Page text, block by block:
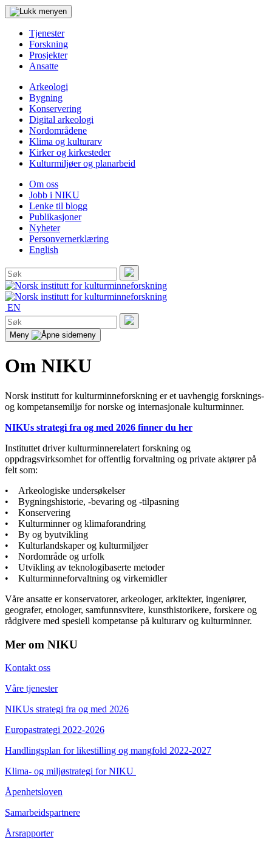
Tjenester
Forskning
Prosjekter
Ansatte
Arkeologi
Bygning
Konservering
Digital arkeologi
Nordområdene
Klima og kulturarv
Kirker og kirkesteder
Kulturmiljøer og planarbeid
Om oss
Jobb i NIKU
Lenke til blogg
Publikasjoner
Nyheter
Personvernerklæring
English
Søk
etter:
Søk
EN
Søk
etter:
Søk
Meny
Om NIKU
Norsk institutt for kulturminneforskning er et uavhengig forsknings-
og kompetansemiljø for norske og internasjonale kulturminner.
NIKUs strategi fra og med 2026 finner du her
Instituttet driver kulturminnerelatert forskning og
oppdragsvirksomhet for offentlig forvaltning og private aktører på
felt som:
• Arkeologiske undersøkelser
• Bygningshistorie, -bevaring og -tilpasning
• Konservering
• Kulturminner og klimaforandring
• By og byutvikling
• Kulturlandskaper og kulturmiljøer
• Nordområde og urfolk
• Utvikling av teknologibaserte metoder
• Kulturminneforvaltning og virkemidler
Våre ansatte er konservatorer, arkeologer, arkitekter, ingeniører,
geografer, etnologer, samfunnsvitere, kunsthistorikere, forskere og
rådgivere med spesiell kompetanse på kulturarv og kulturminner.
Mer om NIKU
Kontakt oss
Våre tjenester
NIKUs strategi fra og med 2026
Europastrategi 2022-2026
Handlingsplan for likestilling og mangfold 2022-2027
Klima- og miljøstrategi for NIKU
Åpenhetsloven
Samarbeidspartnere
Årsrapporter